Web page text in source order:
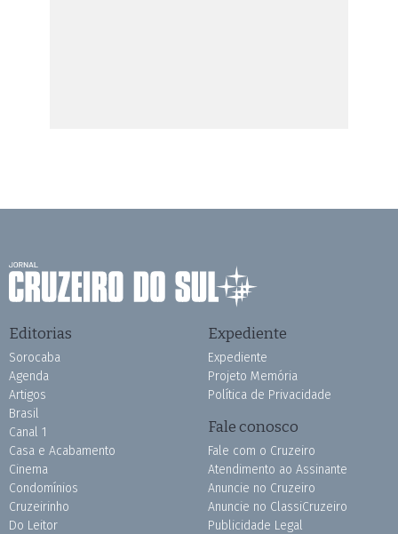
Editorias
Sorocaba
Agenda
Artigos
Brasil
Canal 1
Casa e Acabamento
Cinema
Condomínios
Cruzeirinho
Do Leitor
Expediente
Expediente
Projeto Memória
Política de Privacidade
Fale conosco
Fale com o Cruzeiro
Atendimento ao Assinante
Anuncie no Cruzeiro
Anuncie no ClassiCruzeiro
Publicidade Legal